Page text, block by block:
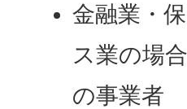
金融業・
ス業の場
の事業者